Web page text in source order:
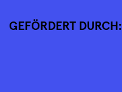
GEFÖRDERT DURCH: